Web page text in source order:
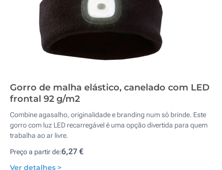
Gorro de malha elástico, canelado com LED
frontal 92 g/m2
Combine agasalho, originalidade e branding num só brinde. Este
gorro com luz LED recarregável é uma opção divertida para quem
trabalha ao ar livre.
Preço a partir de:6,27 €
Ver detalhes >